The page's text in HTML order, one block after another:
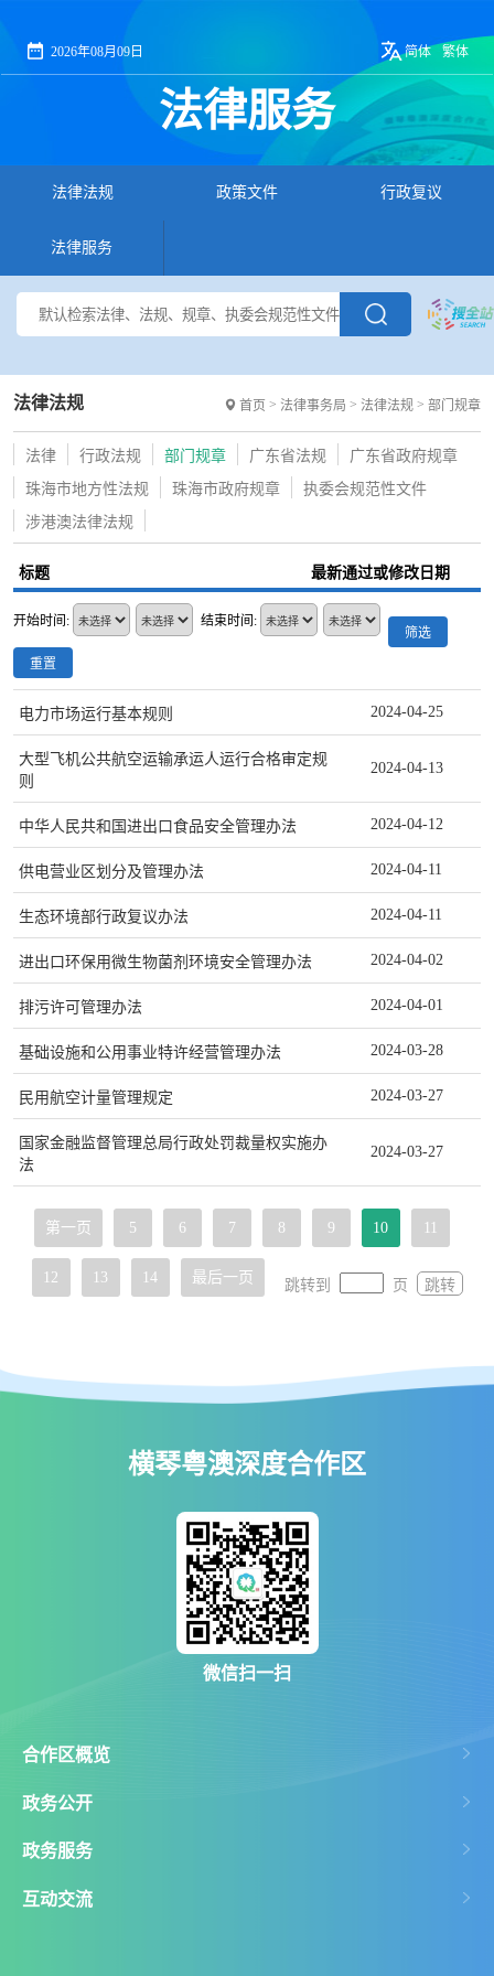
法律服务
2026年08月09日 简体 繁体
法律法规 政策文件 行政复议
法律服务
法律法规 首页 > 法律事务局 > 法律法规 > 部门规章
法律 行政法规 部门规章 广东省法规
广东省政府规章
珠海市地方性法规
珠海市政府规章
执委会规范性文件
涉港澳法律法规
标题 最新通过或修改日期
开始时间:
结束时间:
筛选
重置
电力市场运行基本规则 2024-04-25
大型飞机公共航空运输承运人运行合格审定规
则
2024-04-13
中华人民共和国进出口食品安全管理办法 2024-04-12
供电营业区划分及管理办法 2024-04-11
生态环境部行政复议办法 2024-04-11
进出口环保用微生物菌剂环境安全管理办法 2024-04-02
排污许可管理办法 2024-04-01
基础设施和公用事业特许经营管理办法 2024-03-28
民用航空计量管理规定 2024-03-27
国家金融监督管理总局行政处罚裁量权实施办
法
2024-03-27
第一页 5 6 7 8 9 10
12 13 14 最后一页 跳转到 页 跳转
横琴粤澳深度合作区
微信扫一扫
合作区概览
政务公开
政务服务
互动交流